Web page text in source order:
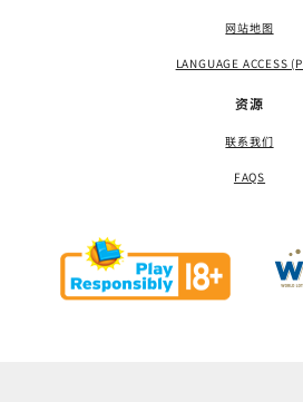
网站地图
LANGUAGE ACCESS
资源
联系我们
FAQS